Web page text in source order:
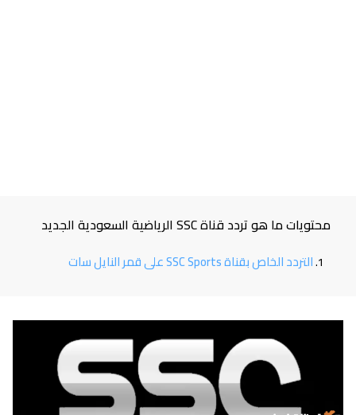
محتويات ما هو تردد قناة SSC الرياضية السعودية الجديد
التردد الخاص بقناة SSC Sports على قمر النايل سات